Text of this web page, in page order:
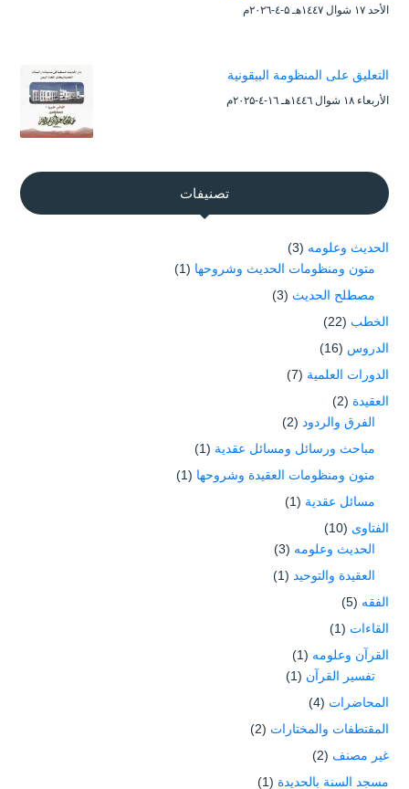
الأحد ۱۷ شوال ۱٤٤۷هـ ۵-٤-۲۰۲٦م
التعليق على المنظومة البيقونية
الأربعاء ۱۸ شوال ۱٤٤٦هـ ۱٦-٤-۲۰۲۵م
تصنيفات
الحديث وعلومه (3)
متون ومنظومات الحديث وشروحها (1)
مصطلح الحديث (3)
الخطب (22)
الدروس (16)
الدورات العلمية (7)
العقيدة (2)
الفرق والردود (2)
مباحث ورسائل ومسائل عقدية (1)
متون ومنظومات العقيدة وشروحها (1)
مسائل عقدية (1)
الفتاوى (10)
الحديث وعلومه (3)
العقيدة والتوحيد (1)
الفقه (5)
القاءات (1)
القرآن وعلومه (1)
تفسير القرآن (1)
المحاضرات (4)
المقتطفات والمختارات (2)
غير مصنف (2)
مسجد السنة بالحديدة (1)